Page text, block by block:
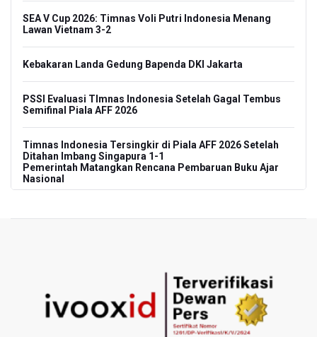
SEA V Cup 2026: Timnas Voli Putri Indonesia Menang
Lawan Vietnam 3-2
Kebakaran Landa Gedung Bapenda DKI Jakarta
PSSI Evaluasi TImnas Indonesia Setelah Gagal Tembus
Semifinal Piala AFF 2026
Timnas Indonesia Tersingkir di Piala AFF 2026 Setelah
Ditahan Imbang Singapura 1-1
Pemerintah Matangkan Rencana Pembaruan Buku Ajar
Nasional
Perumnas Bangun Hunian Bersubsidi dengan Konsep
TOD di Kemayoran